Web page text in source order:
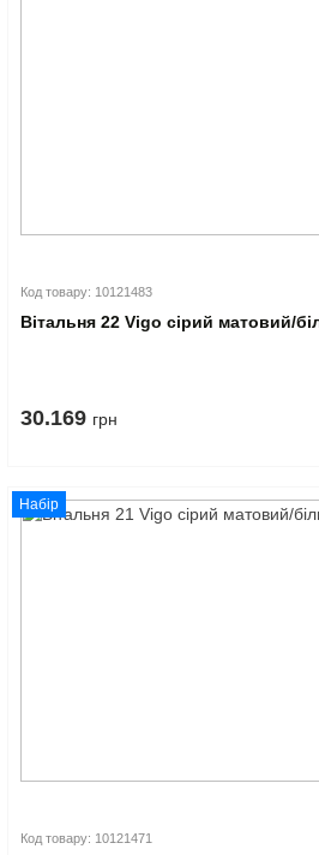
Код товару: 10121483
Вітальня 22 Vigo сірий матовий/
30.169 грн
Набір
Код товару: 10121471